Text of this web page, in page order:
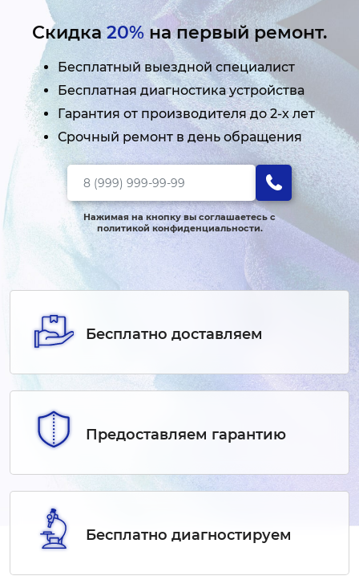
Скидка20% на первый ремонт.
Бесплатный выездной специалист
Бесплатная диагностика устройства
Гарантия от производителя до 2-х лет
Срочный ремонт в день обращения
Нажимая на кнопку вы соглашаетесь с
политикой конфиденциальности.
Бесплатно доставляем
Предоставляем гарантию
Бесплатно диагностируем